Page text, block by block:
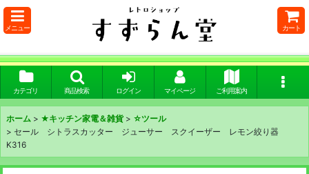
メニュー カート
カテゴリ 商品検索 ログイン マイページ ご利用案内
ホーム > ★キッチン家電＆雑貨 > ☆ツール
> セール シトラスカッター ジューサー スクイーザー レモン絞り器
K316